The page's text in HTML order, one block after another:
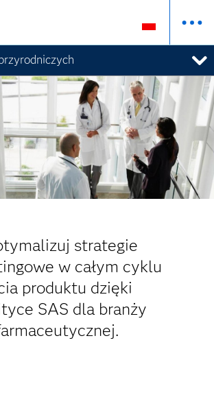
strategie
w całym cyklu
produktu dzięki
SAS dla branży